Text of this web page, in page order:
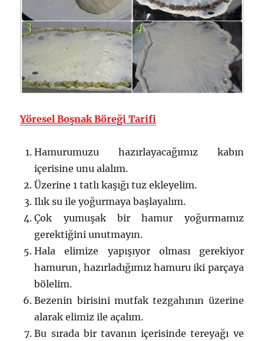
Yöresel Boşnak Böreği Tarifi
Hamurumuzu hazırlayacağımız kabın
içerisine unu alalım.
Üzerine 1 tatlı kaşığı tuz ekleyelim.
Ilık su ile yoğurmaya başlayalım.
Çok yumuşak bir hamur yoğurmamız
gerektiğini unutmayın.
Hala elimize yapışıyor olması gerekiyor
hamurun, hazırladığımız hamuru iki parçaya
bölelim.
Bezenin birisini mutfak tezgahının üzerine
alarak elimiz ile açalım.
Bu sırada bir tavanın içerisinde tereyağı ve